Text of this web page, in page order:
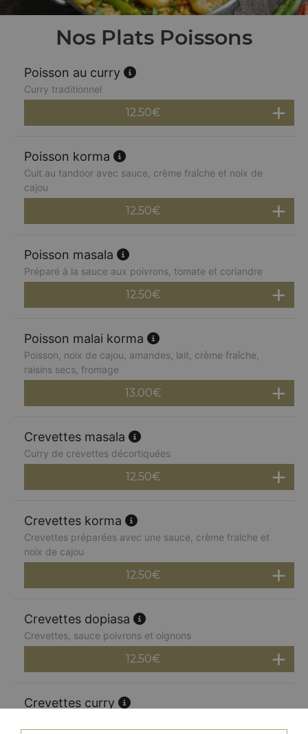
Nos Plats Poissons
Poisson au curry
Curry traditionnel
12.50€
Poisson korma
Cuit au tandoor avec sauce, crème fraîche et noix de
cajou
12.50€
Poisson masala
Préparé à la sauce aux poivrons, tomate et coriandre
12.50€
Poisson malai korma
Poisson, noix de cajou, amandes, lait, crème fraîche,
raisins secs, fromage
13.00€
Crevettes masala
Curry de crevettes décortiquées
12.50€
Crevettes korma
Crevettes préparées avec une sauce, crème fraîche et
noix de cajou
12.50€
Crevettes dopiasa
Crevettes, sauce poivrons et oignons
12.50€
Crevettes curry